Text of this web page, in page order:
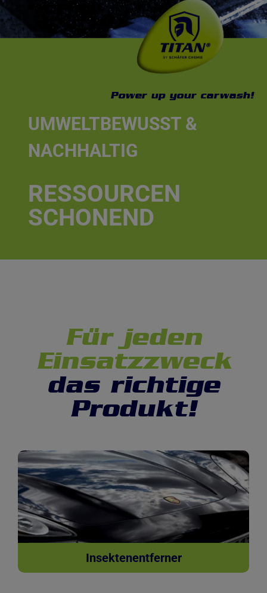
Kontakt
Power up your carwash!
UMWELTBEWUSST &
NACHHALTIG
RESSOURCEN
SCHONEND
Für jeden
Einsatzzweck
das richtige
Produkt!
Insektenentferner